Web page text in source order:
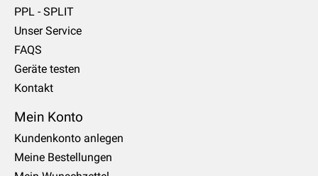
PPL - SPLIT
Unser Service
FAQS
Geräte testen
Kontakt
Mein Konto
Kundenkonto anlegen
Meine Bestellungen